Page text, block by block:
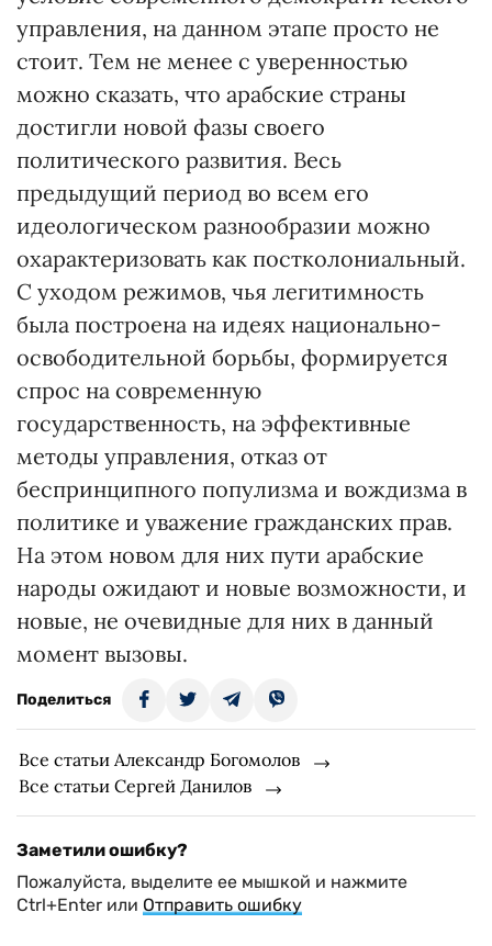
управления, на данном этапе просто не
стоит. Тем не менее с уверенностью
можно сказать, что арабские страны
достигли новой фазы своего
политического развития. Весь
предыдущий период во всем его
идеологическом разнообразии можно
охарактеризовать как постколониальный.
С уходом режимов, чья легитимность
была построена на идеях национально-
освободительной борьбы, формируется
спрос на современную
государственность, на эффективные
методы управления, отказ от
беспринципного популизма и вождизма в
политике и уважение гражданских прав.
На этом новом для них пути арабские
народы ожидают и новые возможности, и
новые, не очевидные для них в данный
момент вызовы.
Поделиться
Все статьи Александр Богомолов
Все статьи Сергей Данилов
Заметили ошибку?
Пожалуйста, выделите ее мышкой и нажмите
Ctrl+Enter или Отправить ошибку